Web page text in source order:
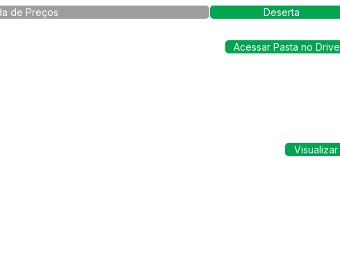
de Preços Deserta
Acessar Pasta no Drive
Visualizar